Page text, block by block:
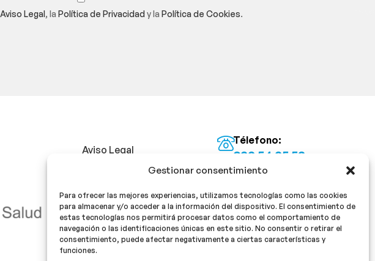
Gestionar consentimiento
Para ofrecer las mejores experiencias, utilizamos tecnologías como las cookies
para almacenar y/o acceder a la información del dispositivo. El consentimiento de
estas tecnologías nos permitirá procesar datos como el comportamiento de
navegación o las identificaciones únicas en este sitio. No consentir o retirar el
consentimiento, puede afectar negativamente a ciertas características y
funciones.
Aviso Legal, laPolítica de Privacidady laPolítica de Cookies.
Aviso Legal
Política de Privacidad
Política de cookies
Télefono:
922 54 25 53
Email:
¡Síguenos!